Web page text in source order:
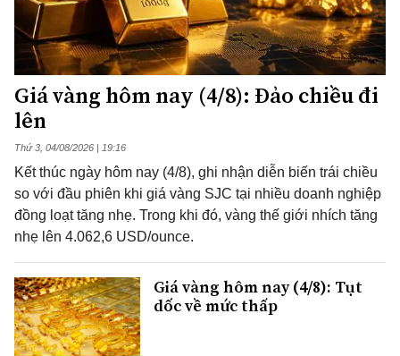
Giá vàng hôm nay (4/8): Đảo chiều đi
lên
Thứ 3, 04/08/2026 | 19:16
Kết thúc ngày hôm nay (4/8), ghi nhận diễn biến trái chiều
so với đầu phiên khi giá vàng SJC tại nhiều doanh nghiệp
đồng loạt tăng nhẹ. Trong khi đó, vàng thế giới nhích tăng
nhẹ lên 4.062,6 USD/ounce.
Giá vàng hôm nay (4/8): Tụt
dốc về mức thấp